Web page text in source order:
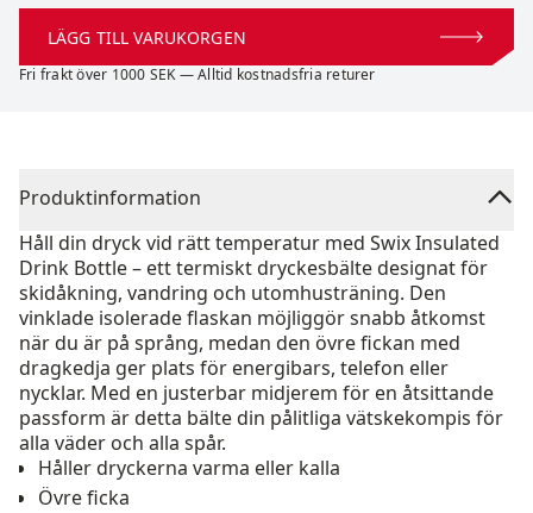
LÄGG TILL VARUKORGEN
Fri frakt över 1000 SEK — Alltid kostnadsfria returer
Produktinformation
Håll din dryck vid rätt temperatur med Swix Insulated
Drink Bottle – ett termiskt dryckesbälte designat för
skidåkning, vandring och utomhusträning. Den
vinklade isolerade flaskan möjliggör snabb åtkomst
när du är på språng, medan den övre fickan med
dragkedja ger plats för energibars, telefon eller
nycklar. Med en justerbar midjerem för en åtsittande
passform är detta bälte din pålitliga vätskekompis för
alla väder och alla spår.
Håller dryckerna varma eller kalla
Övre ficka